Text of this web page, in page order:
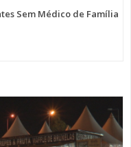
Sem Médico de Família